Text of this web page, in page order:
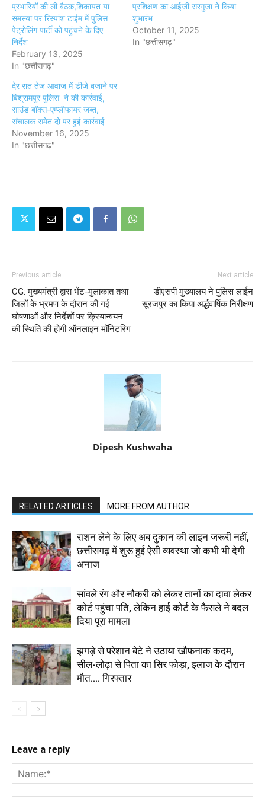
प्रभारियों की ली बैठक,शिकायत या
समस्या पर रिस्पांश टाईम में पुलिस
पेट्रोलिंग पार्टी को पहुंचने के दिए
निर्देश
February 13, 2025
In "छत्तीसगढ़"
प्रशिक्षण का आईजी सरगुजा ने किया
शुभारंभ
October 11, 2025
In "छत्तीसगढ़"
देर रात तेज आवाज में डीजे बजाने पर
बिश्रामपुर पुलिस ने की कार्रवाई,
साउंड बॉक्स-एम्प्लीफायर जब्त,
संचालक समेत दो पर हुई कार्रवाई
November 16, 2025
In "छत्तीसगढ़"
Previous article
CG: मुख्यमंत्री द्वारा भेंट-मुलाकात तथा
जिलों के भ्रमण के दौरान की गई
घोषणाओं और निर्देशों पर क्रियान्वयन
की स्थिति की होगी ऑनलाइन मॉनिटरिंग
Next article
डीएसपी मुख्यालय ने पुलिस लाईन
सूरजपुर का किया अर्द्धवार्षिक निरीक्षण
Dipesh Kushwaha
RELATED ARTICLES MORE FROM AUTHOR
राशन लेने के लिए अब दुकान की लाइन जरूरी नहीं,
छत्तीसगढ़ में शुरू हुई ऐसी व्यवस्था जो कभी भी देगी
अनाज
सांवले रंग और नौकरी को लेकर तानों का दावा लेकर
कोर्ट पहुंचा पति, लेकिन हाई कोर्ट के फैसले ने बदल
दिया पूरा मामला
झगड़े से परेशान बेटे ने उठाया खौफनाक कदम,
सील-लोढ़ा से पिता का सिर फोड़ा, इलाज के दौरान
मौत.... गिरफ्तार
Leave a reply